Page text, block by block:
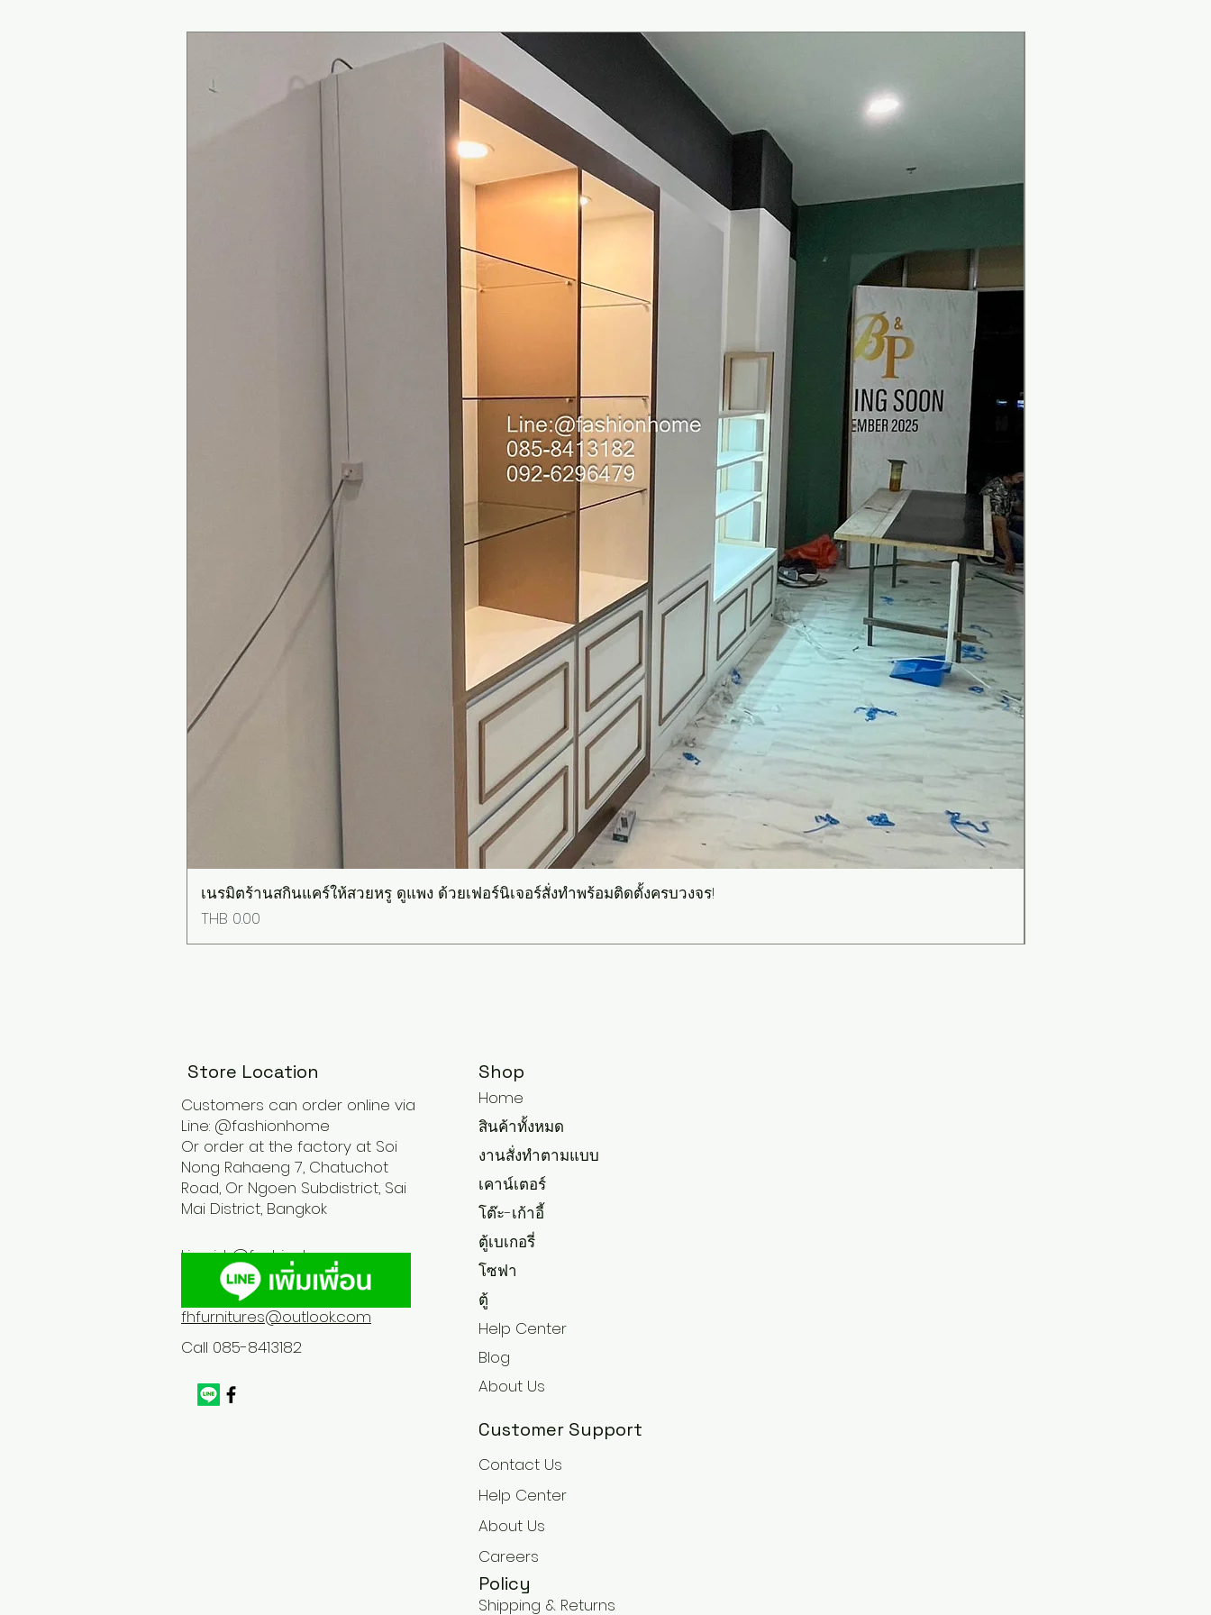
เนรมิตร้านสกินแคร์ให้สวยหรู ดูแพง ด้วยเฟอร์นิเจอร์สั่งทำพร้อมติดตั้งครบวงจร!
Price
THB 0.00
Store Location
Customers can order online via
Line: @fashionhome
Or order at the factory at Soi
Nong Rahaeng 7, Chatuchot
Road, Or Ngoen Subdistrict, Sai
Mai District, Bangkok
Line id :@fashionhome
fhfurnitures@outlook.com
Call 085-8413182
Shop
Home
สินค้าทั้งหมด
งานสั่งทำตามแบบ
เคาน์เตอร์
โต๊ะ-เก้าอี้
ตู้เบเกอรี่
โซฟา
ตู้
Help Center
Blog
About Us
Customer Support
Contact Us
Help Center
About Us
Careers
Policy
Shipping & Returns